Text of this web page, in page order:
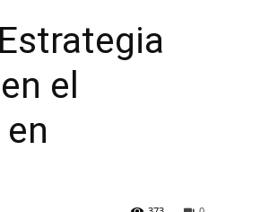
el